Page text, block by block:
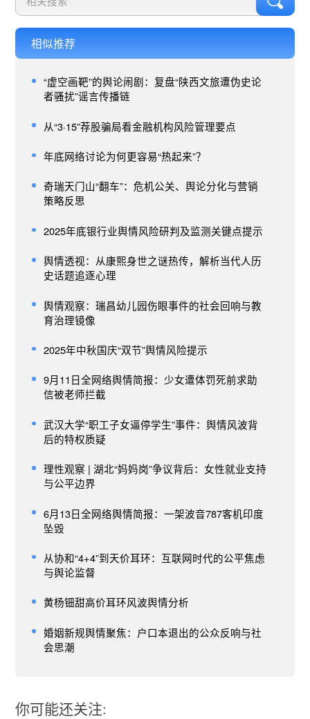
相似推荐
“虚空画靶”的舆论闹剧：复盘“陕西文旅遭伪史论
者骚扰”谣言传播链
从“3·15”荐股骗局看金融机构风险管理要点
年底网络讨论为何更容易“热起来”？
奇瑞天门山“翻车”：危机公关、舆论分化与营销
策略反思
2025年底银行业舆情风险研判及监测关键点提示
舆情透视：从康熙身世之谜热传，解析当代人历
史话题追逐心理
舆情观察：瑞昌幼儿园伤眼事件的社会回响与教
育治理镜像
2025年中秋国庆“双节”舆情风险提示
9月11日全网络舆情简报：少女遭体罚死前求助
信被老师拦截
武汉大学“职工子女逼停学生”事件：舆情风波背
后的特权质疑
理性观察 | 湖北“妈妈岗”争议背后：女性就业支持
与公平边界
6月13日全网络舆情简报：一架波音787客机印度
坠毁
从协和“4+4”到天价耳环：互联网时代的公平焦虑
与舆论监督
黄杨钿甜高价耳环风波舆情分析
婚姻新规舆情聚焦：户口本退出的公众反响与社
会思潮
你可能还关注: